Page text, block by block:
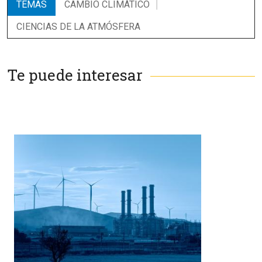
TEMAS
CAMBIO CLIMÁTICO
CIENCIAS DE LA ATMÓSFERA
Te puede interesar